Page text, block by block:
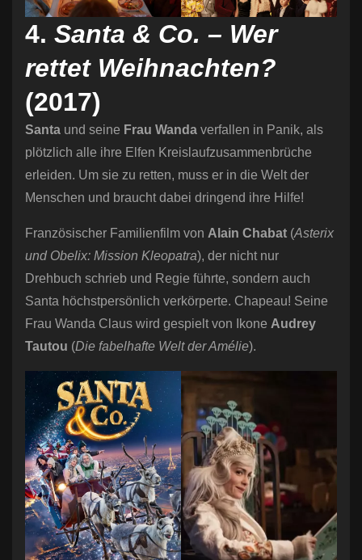
4. Santa & Co. – Wer
rettet Weihnachten?
(2017)
Santa und seine Frau Wanda verfallen in Panik, als
plötzlich alle ihre Elfen Kreislaufzusammenbrüche
erleiden. Um sie zu retten, muss er in die Welt der
Menschen und braucht dabei dringend ihre Hilfe!
Französischer Familienfilm von Alain Chabat (Asterix
und Obelix: Mission Kleopatra), der nicht nur
Drehbuch schrieb und Regie führte, sondern auch
Santa höchstpersönlich verkörperte. Chapeau! Seine
Frau Wanda Claus wird gespielt von Ikone Audrey
Tautou (Die fabelhafte Welt der Amélie).